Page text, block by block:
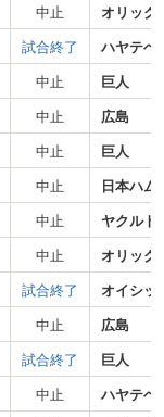
中止
オリック
試合終了
ハヤテベ
中止 巨人
中止
広島
中止
巨人
中止
日本ハム
中止
ヤクルト
中止
オリック
試合終了 オイシッ
中止
広島
試合終了
巨人
中止
ハヤテベ